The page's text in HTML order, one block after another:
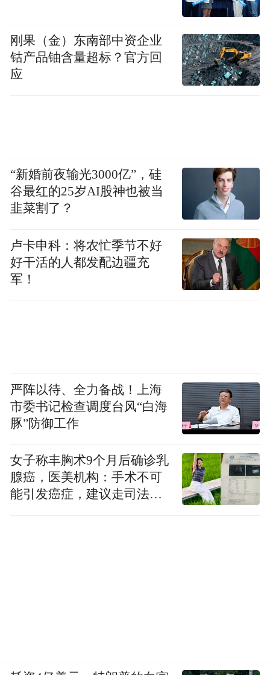
队列之中，几次来往后逐渐在心中生出自己
的筑地美食地图。晋级成资深鱼市粉的食
客，还是惦念着这片令人欲罢不能的鱼河岸
横町。
刚果（金）东南部中资企业
钴产品铀含量超标？官方回
应
“新婚前夜输光3000亿”，硅
谷最红的25岁AI股神也被当
韭菜割了？
卢卡申科：将农忙季节不好
好干活的人都发配边疆充
军！
严阵以待、全力备战！上海
市委书记检查调度台风“白海
豚”防御工作
女子称丰胸术9个月后确诊乳
腺癌，医美机构：手术不可
能引发癌症，建议走司法途